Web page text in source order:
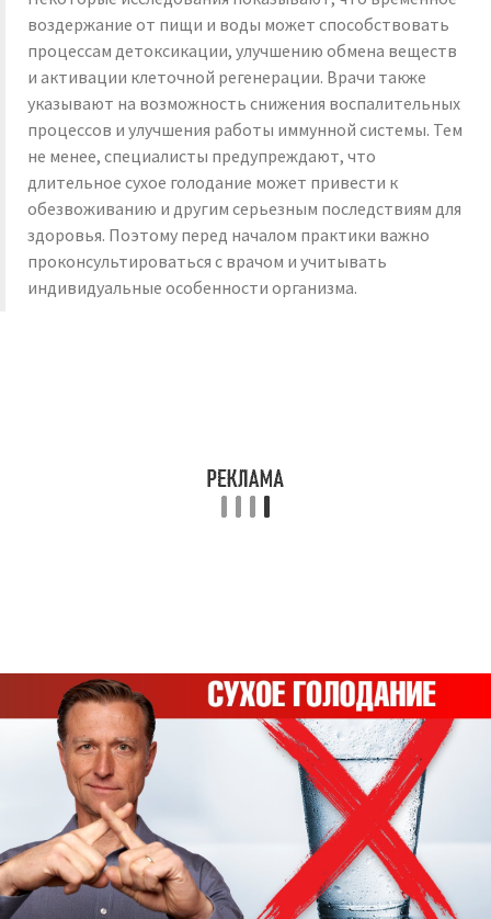
воздержание от пищи и воды может способствовать
процессам детоксикации, улучшению обмена веществ
и активации клеточной регенерации. Врачи также
указывают на возможность снижения воспалительных
процессов и улучшения работы иммунной системы. Тем
не менее, специалисты предупреждают, что
длительное сухое голодание может привести к
обезвоживанию и другим серьезным последствиям для
здоровья. Поэтому перед началом практики важно
проконсультироваться с врачом и учитывать
индивидуальные особенности организма.